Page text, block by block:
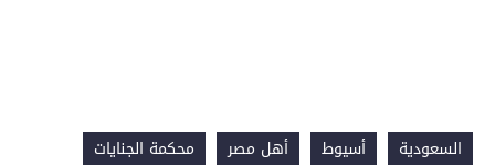
السعودية أسيوط أهل مصر
محكمة الجنايات